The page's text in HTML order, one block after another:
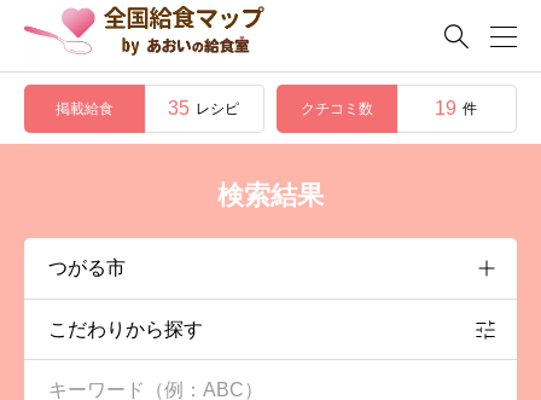

掲載給食 35 レシピ クチコミ数 19 件
検索結果
こだわりから探す